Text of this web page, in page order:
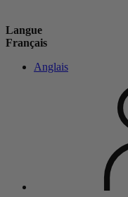
Langue
Français
Anglais